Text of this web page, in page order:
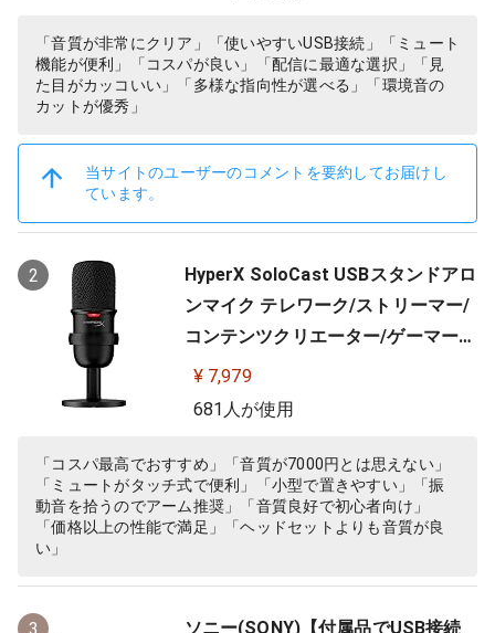
「音質が非常にクリア」「使いやすいUSB接続」「ミュート
機能が便利」「コスパが良い」「配信に最適な選択」「見
た目がカッコいい」「多様な指向性が選べる」「環境音の
カットが優秀」
当サイトのユーザーのコメントを要約してお届けし
ています。
2
HyperX SoloCast USBスタンドアロ
ンマイク テレワーク/ストリーマー/
コンテンツクリエーター/ゲーマー向
け/PC,PS4,PS5使用可能 メーカー 2
年保証 HMIS1X-XX-BK/G ( 4P5P8A
¥ 7,979
681人が使用
「コスパ最高でおすすめ」「音質が7000円とは思えない」
「ミュートがタッチ式で便利」「小型で置きやすい」「振
動音を拾うのでアーム推奨」「音質良好で初心者向け」
「価格以上の性能で満足」「ヘッドセットよりも音質が良
い」
3
ソニー(SONY)【付属品でUSB接続